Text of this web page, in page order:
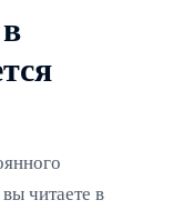
читаете в